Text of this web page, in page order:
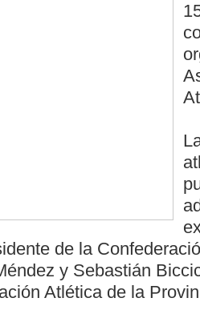
de la
y Sebastián
Atlética de la